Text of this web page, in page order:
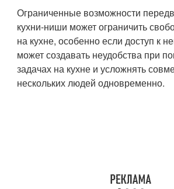
Ограниченные возможности
кухни-ниши может ограничить
на кухне, особенно если доступ к
может создавать неудобства при
задачах на кухне и усложнять
нескольких людей одновременно.